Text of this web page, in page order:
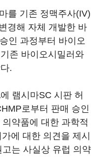
를 기존 정맥주사(IV)
경해 자체 개발한 바
인 과정부터 바이오
존 바이오시밀러와
.
램시마SC 시판 허
로부터 판매 승인
약품에 대한 과학적
에 대한 의견을 제시
는 사실상 유럽 의약